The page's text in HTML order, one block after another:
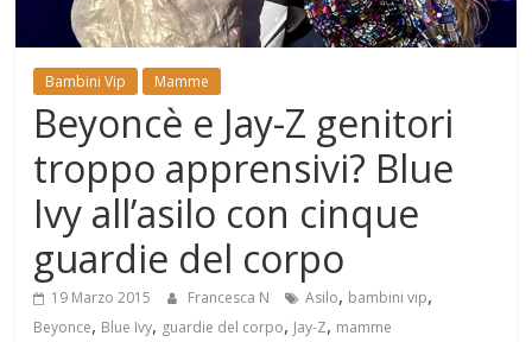
Mondo
Bambini Vip Mamme
Beyoncè e Jay-Z genitori
troppo apprensivi? Blue
Ivy all’asilo con cinque
guardie del corpo
19 Marzo 2015 Francesca N Asilo, bambini vip,
Beyonce, Blue Ivy, guardie del corpo, Jay-Z, mamme